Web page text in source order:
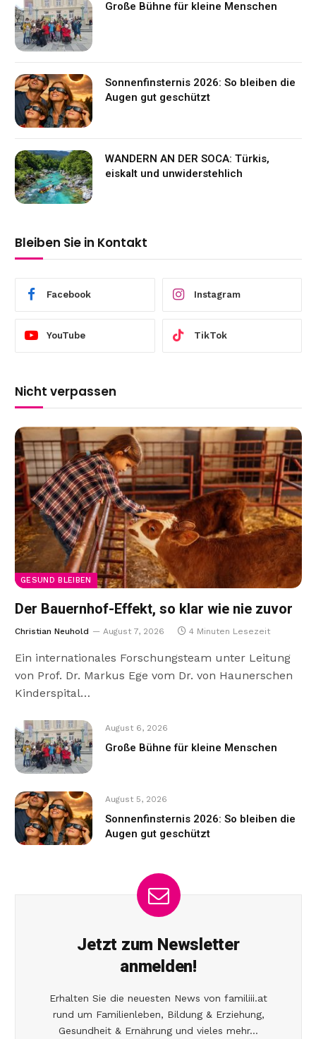
Große Bühne für kleine Menschen
Sonnenfinsternis 2026: So bleiben die
Augen gut geschützt
WANDERN AN DER SOCA: Türkis,
eiskalt und unwiderstehlich
Bleiben Sie in Kontakt
Facebook Instagram
YouTube TikTok
Nicht verpassen
GESUND BLEIBEN
Der Bauernhof-Effekt, so klar wie nie zuvor
Christian Neuhold August 7, 2026 4 Minuten Lesezeit
Ein internationales Forschungsteam unter Leitung
von Prof. Dr. Markus Ege vom Dr. von Haunerschen
Kinderspital…
August 6, 2026
Große Bühne für kleine Menschen
August 5, 2026
Sonnenfinsternis 2026: So bleiben die
Augen gut geschützt
Jetzt zum Newsletter
anmelden!
Erhalten Sie die neuesten News von familiii.at
rund um Familienleben, Bildung & Erziehung,
Gesundheit & Ernährung und vieles mehr...